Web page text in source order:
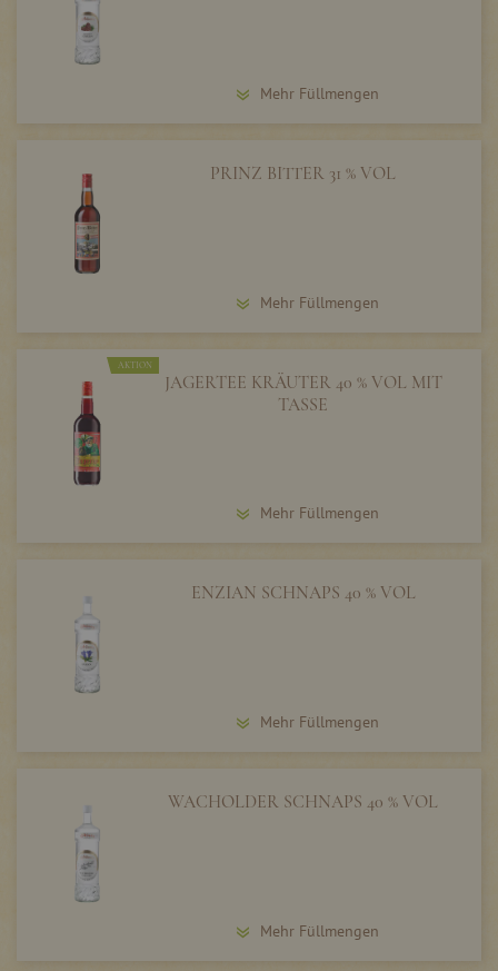
Mehr Füllmengen
PRINZ BITTER 31 % VOL
Mehr Füllmengen
AKTION
JAGERTEE KRÄUTER 40 % VOL MIT
TASSE
Mehr Füllmengen
ENZIAN SCHNAPS 40 % VOL
Mehr Füllmengen
WACHOLDER SCHNAPS 40 % VOL
Mehr Füllmengen